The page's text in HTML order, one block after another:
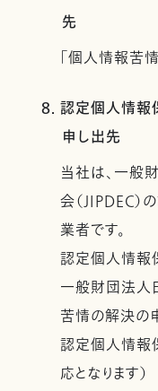
先
「個人情報苦
8. 認定個人情報
申し出先
当社は、一般
会（JIPDEC
業者です。
認定個人情報
一般財団法人
苦情の解決の
認定個人情報
応となります）